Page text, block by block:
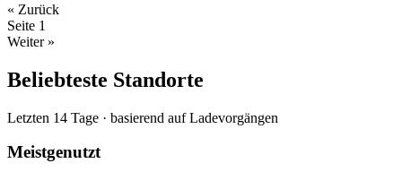
« Zurück
Seite 1
Weiter »
Beliebteste Standorte
Letzten 14 Tage · basierend auf Ladevorgängen
Meistgenutzt